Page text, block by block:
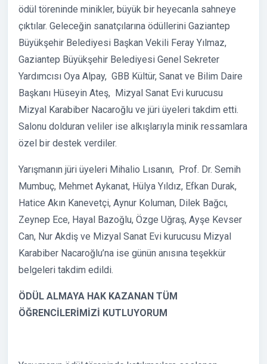
ödül töreninde minikler, büyük bir heyecanla sahneye
çıktılar. Geleceğin sanatçılarına ödüllerini Gaziantep
Büyükşehir Belediyesi Başkan Vekili Feray Yılmaz,
Gaziantep Büyükşehir Belediyesi Genel Sekreter
Yardımcısı Oya Alpay, GBB Kültür, Sanat ve Bilim Daire
Başkanı Hüseyin Ateş, Mizyal Sanat Evi kurucusu
Mizyal Karabiber Nacaroğlu ve jüri üyeleri takdim etti.
Salonu dolduran veliler ise alkışlarıyla minik ressamlara
özel bir destek verdiler.
Yarışmanın jüri üyeleri Mihalio Lısanın, Prof. Dr. Semih
Mumbuç, Mehmet Aykanat, Hülya Yıldız, Efkan Durak,
Hatice Akın Kanevetçi, Aynur Koluman, Dilek Bağcı,
Zeynep Ece, Hayal Bazoğlu, Özge Uğraş, Ayşe Kevser
Can, Nur Akdiş ve Mizyal Sanat Evi kurucusu Mizyal
Karabiber Nacaroğlu’na ise günün anısına teşekkür
belgeleri takdim edildi.
ÖDÜL ALMAYA HAK KAZANAN TÜM
ÖĞRENCİLERİMİZİ KUTLUYORUM